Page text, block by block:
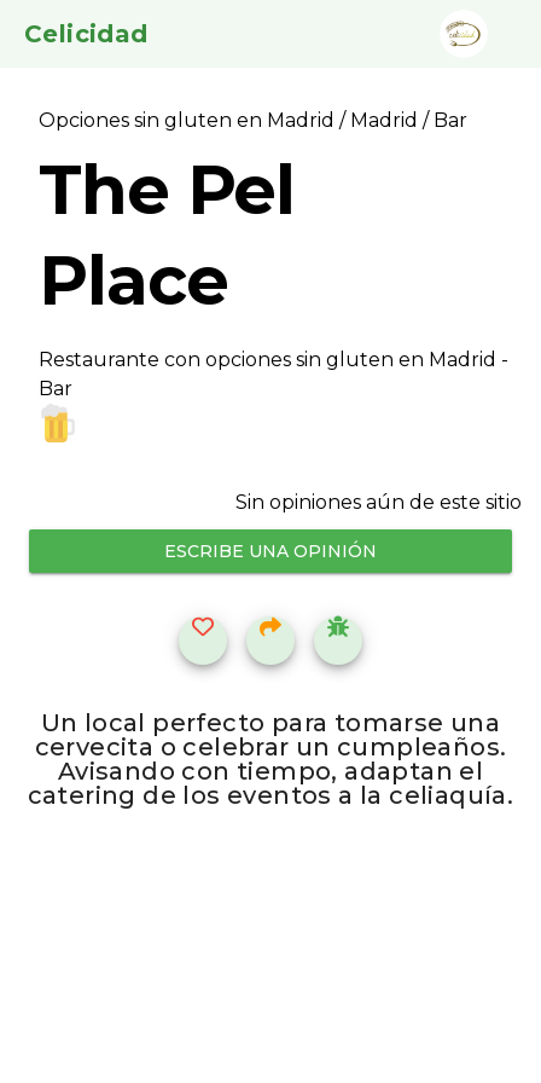
Celicidad
Opciones sin gluten en Madrid / Madrid / Bar
The Pel
Place
Restaurante con opciones sin gluten en Madrid -
Bar
Sin opiniones aún de este sitio
ESCRIBE UNA OPINIÓN
Un local perfecto para tomarse una
cervecita o celebrar un cumpleaños.
Avisando con tiempo, adaptan el
catering de los eventos a la celiaquí­a.